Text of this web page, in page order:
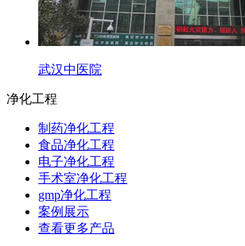
武汉中医院
净化工程
制药净化工程
食品净化工程
电子净化工程
手术室净化工程
gmp净化工程
案例展示
查看更多产品